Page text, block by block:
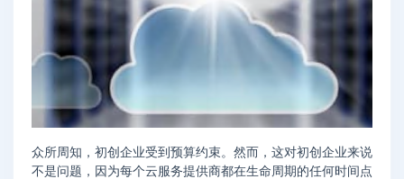
众所周知，初创企业受到预算约束。然而，这对初创企业来说
不是问题，因为每个云服务提供商都在生命周期的任何时间点